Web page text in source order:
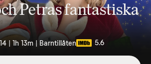
Petras fantastiska
| 1h 13m | Barntillåten 5.6